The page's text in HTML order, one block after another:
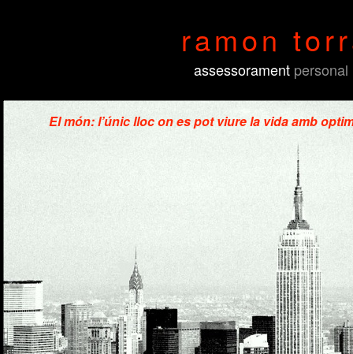
ramon
El món: l’únic lloc on es pot viure la vida amb
assessorament personal